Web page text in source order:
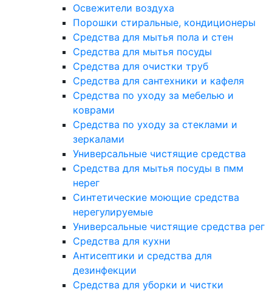
Освежители воздуха
Порошки стиральные, кондиционеры
Средства для мытья пола и стен
Средства для мытья посуды
Средства для очистки труб
Средства для сантехники и кафеля
Средства по уходу за мебелью и
коврами
Средства по уходу за стеклами и
зеркалами
Универсальные чистящие средства
Средства для мытья посуды в пмм
нерег
Синтетические моющие средства
нерегулируемые
Универсальные чистящие средства рег
Средства для кухни
Антисептики и средства для
дезинфекции
Средства для уборки и чистки